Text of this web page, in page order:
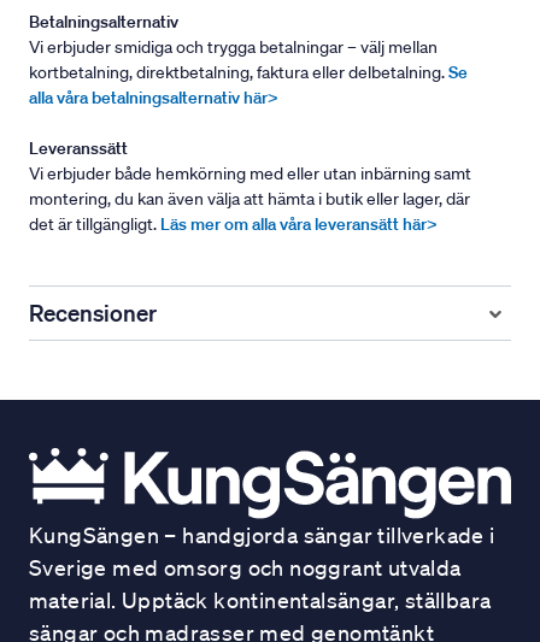
Betalningsalternativ
Vi erbjuder smidiga och trygga betalningar – välj mellan
kortbetalning, direktbetalning, faktura eller delbetalning.Se
alla våra betalningsalternativ här>
Leveranssätt
Vi erbjuder både hemkörning med eller utan inbärning samt
montering, du kan även välja att hämta i butik eller lager, där
det är tillgängligt. Läs mer om alla våra leveransätt här>
Recensioner
KungSängen – handgjorda sängar tillverkade i
Sverige med omsorg och noggrant utvalda
material. Upptäck kontinentalsängar, ställbara
sängar och madrasser med genomtänkt